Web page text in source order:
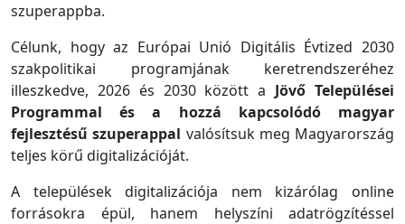
szuperappba.
Célunk, hogy az Európai Unió Digitális Évtized 2030
szakpolitikai programjának keretrendszeréhez
illeszkedve, 2026 és 2030 között a Jövő Települései
Programmal és a hozzá kapcsolódó magyar
fejlesztésű szuperappal valósítsuk meg Magyarország
teljes körű digitalizációját.
A települések digitalizációja nem kizárólag online
forrásokra épül, hanem helyszíni adatrögzítéssel